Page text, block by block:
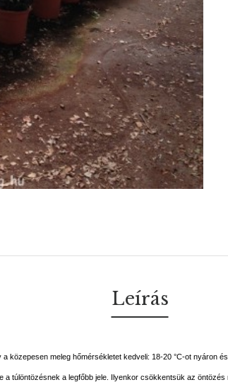
Leírás
közepesen meleg hőmérsékletet kedveli: 18-20 °C-ot nyáron
túlöntözésnek a legfőbb jele. Ilyenkor csökkentsük az öntözés